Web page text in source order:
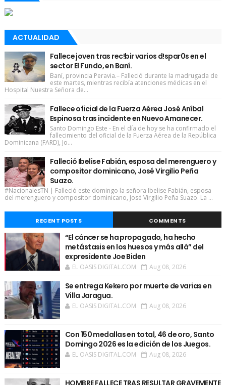
ACTUALIDAD
Fallece joven tras rec!bir varios d!spar0s en el
sector El Fundo, en Baní.
Baní, provincia Peravia.– Falleció durante la madrugada de
este martes, mientras recibía atenciones médicas en el
Hospital Nuestra Señora de...
Fallece oficial de la Fuerza Aérea José Aníbal
Espinosa tras incidente en Nuevo Amanecer.
Santo Domingo Este - En el día de hoy se ha confirmado el
fallecimiento del oficial de la Fuerza Aérea de la República
Dominicana (FARD), Jo...
Falleció Ibelise Fabián, esposa del merenguero y
compositor dominicano, José Virgilio Peña
Suazo.
#NacionalesTN | Falleció este domingo la señora Ibelise Fabián, esposa
del merenguero y compositor dominicano, José Virgilio Peña Suazo. La ...
RECENT POSTS COMMENTS
“El cáncer se ha propagado, ha hecho
metástasis en los huesos y más allá” del
expresidente Joe Biden
EL OASIS DIGITAL.COM Aug 08, 2026
Se entrega Kekero por muerte de varias en
Villa Jaragua.
EL OASIS DIGITAL.COM Aug 08, 2026
Con 150 medallas en total, 46 de oro, Santo
Domingo 2026 es la edición de los Juegos.
EL OASIS DIGITAL.COM Aug 08, 2026